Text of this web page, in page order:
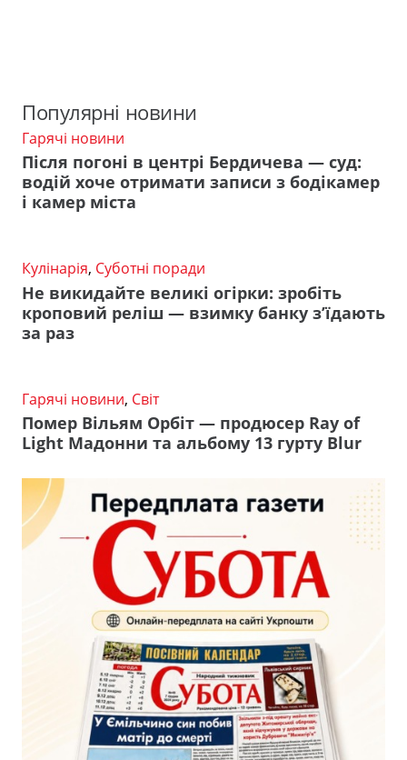
Популярні новини
Гарячі новини
Після погоні в центрі Бердичева — суд:
водій хоче отримати записи з бодікамер
і камер міста
Кулінарія, Суботні поради
Не викидайте великі огірки: зробіть
кроповий реліш — взимку банку з’їдають
за раз
Гарячі новини, Світ
Помер Вільям Орбіт — продюсер Ray of
Light Мадонни та альбому 13 гурту Blur